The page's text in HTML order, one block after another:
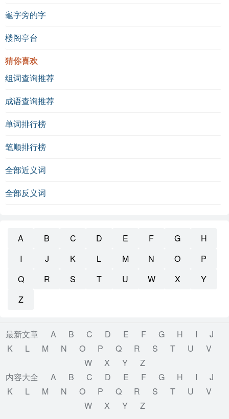
龜字旁的字
楼阁亭台
猜你喜欢
组词查询推荐
成语查询推荐
单词排行榜
笔顺排行榜
全部近义词
全部反义词
A B C D E F G
H
I
J K L M N O
P
Q
R S T U W X
Y
Z
最新文章 A B C D E F G H I
J
K
L M N O P Q R S T U
V
W
X Y
Z
内容大全
A B C D E F G H I
J
K
L M N O P Q R S T U
V
W
X Y Z